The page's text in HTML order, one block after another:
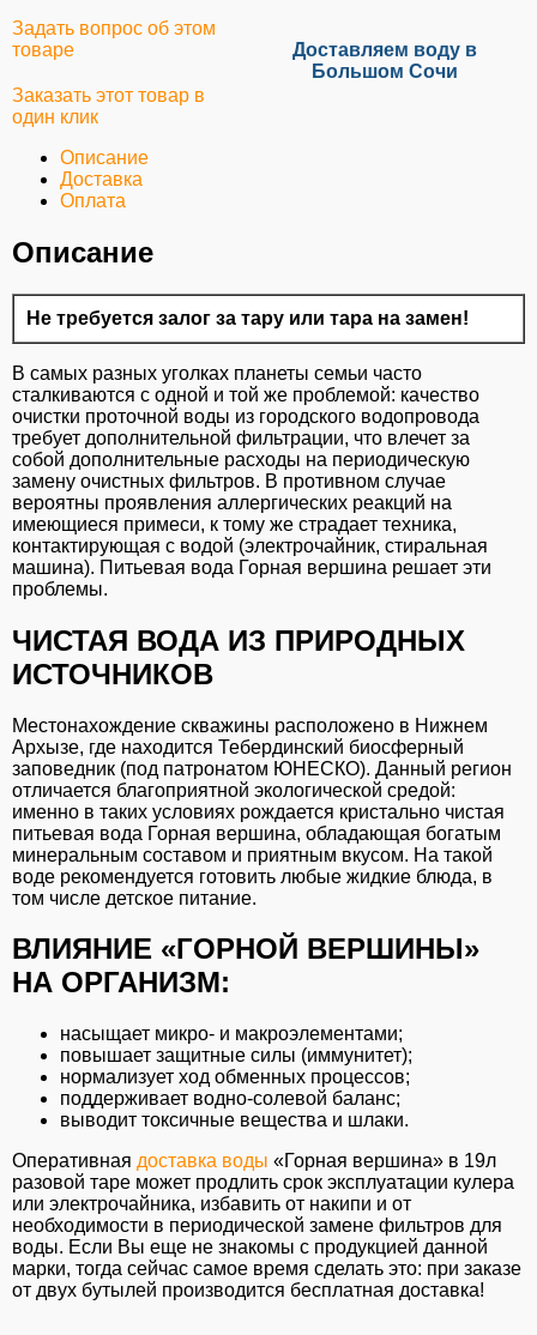
Задать вопрос об этом
товаре
Заказать этот товар в
один клик
Доставляем воду в
Большом Сочи
Описание
Доставка
Оплата
Описание
Не требуется залог за тару или тара на замен!
В самых разных уголках планеты семьи часто
сталкиваются с одной и той же проблемой: качество
очистки проточной воды из городского водопровода
требует дополнительной фильтрации, что влечет за
собой дополнительные расходы на периодическую
замену очистных фильтров. В противном случае
вероятны проявления аллергических реакций на
имеющиеся примеси, к тому же страдает техника,
контактирующая с водой (электрочайник, стиральная
машина). Питьевая вода Горная вершина решает эти
проблемы.
ЧИСТАЯ ВОДА ИЗ ПРИРОДНЫХ
ИСТОЧНИКОВ
Местонахождение скважины расположено в Нижнем
Архызе, где находится Тебердинский биосферный
заповедник (под патронатом ЮНЕСКО). Данный регион
отличается благоприятной экологической средой:
именно в таких условиях рождается кристально чистая
питьевая вода Горная вершина, обладающая богатым
минеральным составом и приятным вкусом. На такой
воде рекомендуется готовить любые жидкие блюда, в
том числе детское питание.
ВЛИЯНИЕ «ГОРНОЙ ВЕРШИНЫ»
НА ОРГАНИЗМ:
насыщает микро- и макроэлементами;
повышает защитные силы (иммунитет);
нормализует ход обменных процессов;
поддерживает водно-солевой баланс;
выводит токсичные вещества и шлаки.
Оперативная доставка воды «Горная вершина» в 19л
разовой таре может продлить срок эксплуатации кулера
или электрочайника, избавить от накипи и от
необходимости в периодической замене фильтров для
воды. Если Вы еще не знакомы с продукцией данной
марки, тогда сейчас самое время сделать это: при заказе
от двух бутылей производится бесплатная доставка!